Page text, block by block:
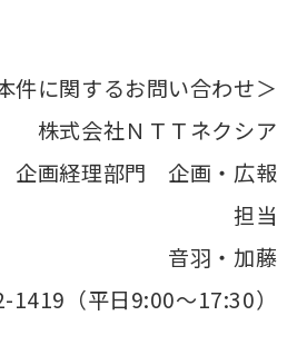
件に関するお問い合わせ＞
株式会社ＮＴＴネクシア
企画経理部門 企画・広報
担当
音羽・加藤
（平日9:00～17:30）